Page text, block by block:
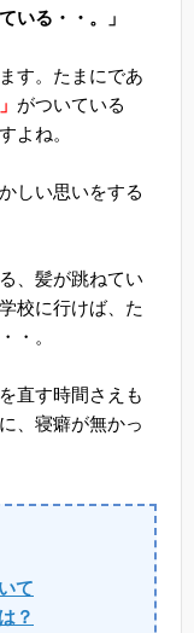
いる・・。」
す。たまにであ
がついている
よね。
しい思いをする
、髪が跳ねてい
校に行けば、た
・。
直す時間さえも
、寝癖が無かっ
て
？